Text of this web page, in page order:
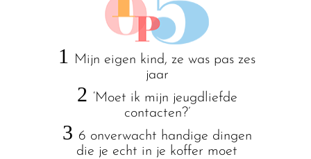
1
Mijn eigen kind, ze was pas zes
jaar
2 ‘Moet ik mijn jeugdliefde
contacten?’
3 6 onverwacht handige dingen
die je echt in je koffer moet